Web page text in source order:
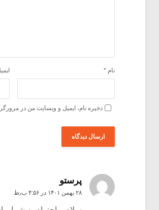
نام *
ذخیره نام، ایمیل و وبسایت من در
پرستو
۲۸ بهمن ۱۴۰۱ در ۴:۵۶ ب٫ظ